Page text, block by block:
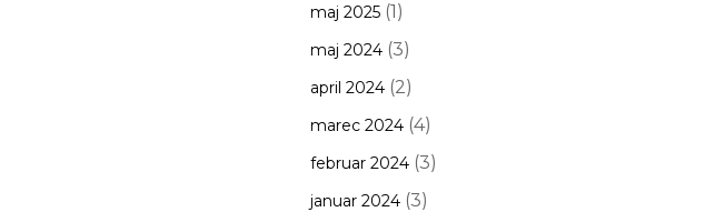
maj 2025(1)
maj 2024(3)
april 2024(2)
marec 2024(4)
februar 2024(3)
januar 2024(3)